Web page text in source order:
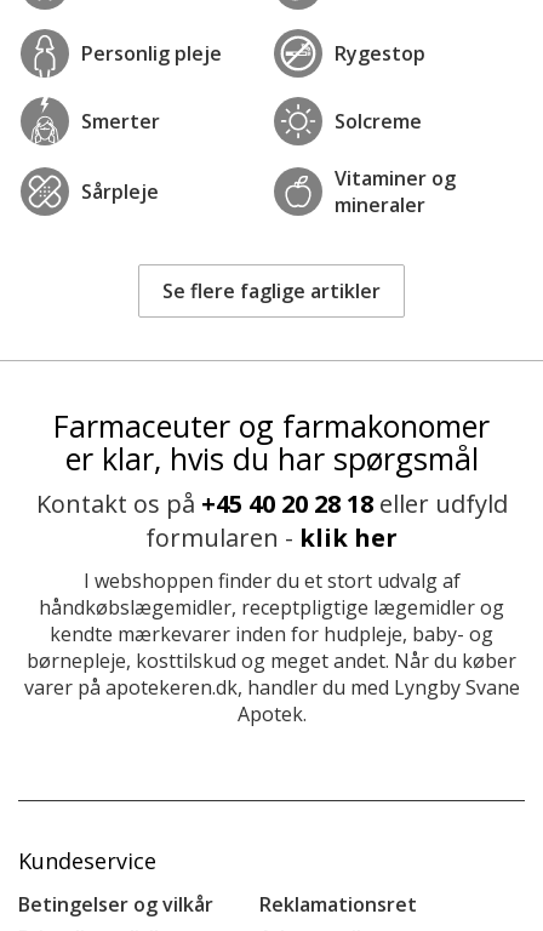
Personlig pleje Rygestop
Smerter Solcreme
Sårpleje
Vitaminer og
mineraler
Se flere faglige artikler
Farmaceuter og farmakonomer
er klar, hvis du har spørgsmål
Kontakt os på +45 40 20 28 18eller udfyld
formularen - klik her
I webshoppen finder du et stort udvalg af
håndkøbslægemidler, receptpligtige lægemidler og
kendte mærkevarer inden for hudpleje, baby- og
børnepleje, kosttilskud og meget andet. Når du køber
varer på apotekeren.dk, handler du med Lyngby Svane
Apotek.
Kundeservice
Betingelser og vilkår
Reklamationsret